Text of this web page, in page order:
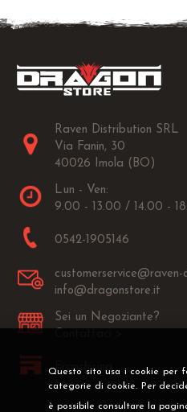
Questo sito usa i cookie per
categorie di cookie. Per
è possibile consultare la
Raven Distribution SRL
Via Fanin, 30
40026 Imola (BO)
Lun - Ven:
9.00 - 13.00 / 14.00 -
0542-1905146
info@dragonstore.it
Sei un Negoziante?
Franchising